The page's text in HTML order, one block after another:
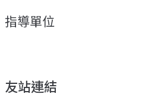
指導單位
友站連結